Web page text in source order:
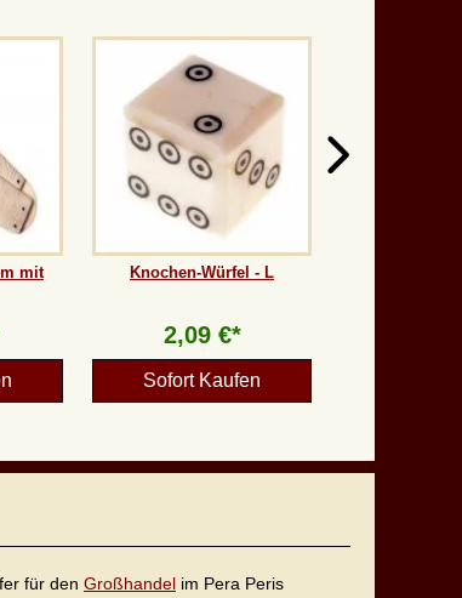
mit
Knochen-Würfel - L
2,09 €*
Sofort Kaufen
für den Großhandel im Pera Peris